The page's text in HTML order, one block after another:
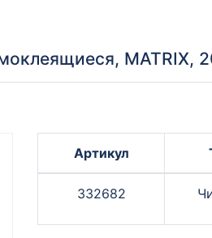
MATRIX,
Артикул
332682